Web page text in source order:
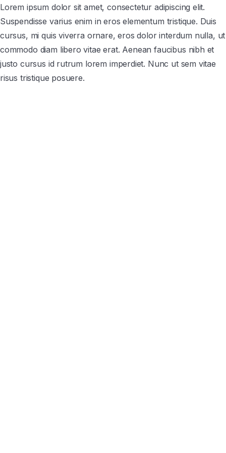
Lorem ipsum dolor sit amet, consectetur adipiscing elit.
Suspendisse varius enim in eros elementum tristique. Duis
cursus, mi quis viverra ornare, eros dolor interdum nulla, ut
commodo diam libero vitae erat. Aenean faucibus nibh et
justo cursus id rutrum lorem imperdiet. Nunc ut sem vitae
risus tristique posuere.